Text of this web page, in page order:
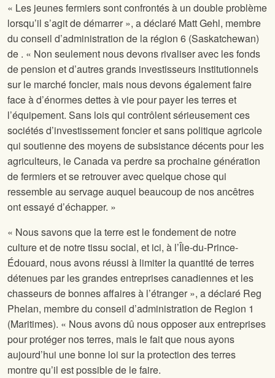
« Les jeunes fermiers sont confrontés à un double problème
lorsqu’il s’agit de démarrer », a déclaré Matt Gehl, membre
du conseil d’administration de la région 6 (Saskatchewan)
de . « Non seulement nous devons rivaliser avec les fonds
de pension et d’autres grands investisseurs institutionnels
sur le marché foncier, mais nous devons également faire
face à d’énormes dettes à vie pour payer les terres et
l’équipement. Sans lois qui contrôlent sérieusement ces
sociétés d’investissement foncier et sans politique agricole
qui soutienne des moyens de subsistance décents pour les
agriculteurs, le Canada va perdre sa prochaine génération
de fermiers et se retrouver avec quelque chose qui
ressemble au servage auquel beaucoup de nos ancêtres
ont essayé d’échapper. »
« Nous savons que la terre est le fondement de notre
culture et de notre tissu social, et ici, à l’Île-du-Prince-
Édouard, nous avons réussi à limiter la quantité de terres
détenues par les grandes entreprises canadiennes et les
chasseurs de bonnes affaires à l’étranger », a déclaré Reg
Phelan, membre du conseil d’administration de Region 1
(Maritimes). « Nous avons dû nous opposer aux entreprises
pour protéger nos terres, mais le fait que nous ayons
aujourd’hui une bonne loi sur la protection des terres
montre qu’il est possible de le faire.